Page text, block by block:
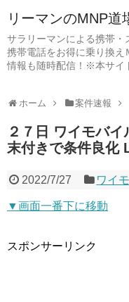
リーマンのMNP道
サラリーマンによる携帯・
携帯電話をお得に乗り換え
情報も随時配信！※本サイ
ホーム 案件速報
２７日 ワイモバ
末付きで条件良化
2022/7/27 ワイ
▼画面一番下に移動
スポンサーリンク